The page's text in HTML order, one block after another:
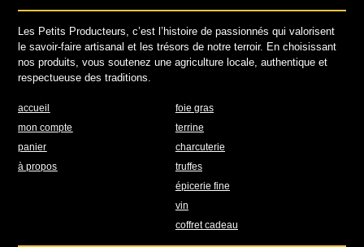
Les Petits Producteurs, c’est l’histoire de passionnés qui valorisent
le savoir-faire artisanal et les trésors de notre terroir. En choisissant
nos produits, vous soutenez une agriculture locale, authentique et
respectueuse des traditions.
accueil
mon compte
panier
à propos
foie gras
terrine
charcuterie
truffes
épicerie fine
vin
coffret cadeau